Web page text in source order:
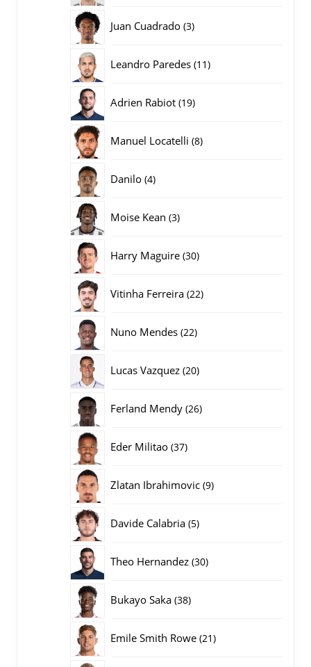
Juan Cuadrado 33
Leandro Paredes 1111
Adrien Rabiot 1919
Manuel Locatelli 88
Danilo 44
Moise Kean 33
Harry Maguire 3030
Vitinha Ferreira 2222
Nuno Mendes 2222
Lucas Vazquez 2020
Ferland Mendy 2626
Eder Militao 3737
Zlatan Ibrahimovic 99
Davide Calabria 55
Theo Hernandez 3030
Bukayo Saka 3838
Emile Smith Rowe 2121